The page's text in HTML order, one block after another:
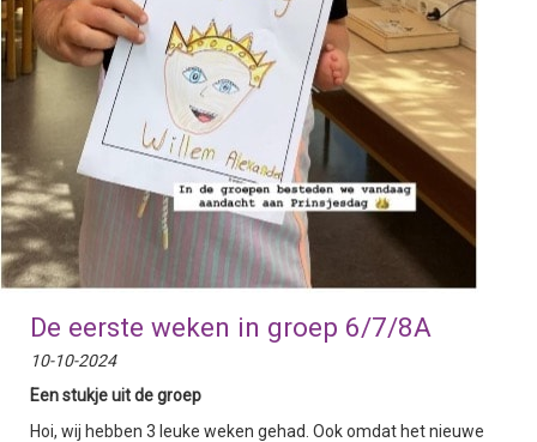
De eerste weken in groep 6/7/8A
10-10-2024
Een stukje uit de groep
Hoi, wij hebben 3 leuke weken gehad. Ook omdat het nieuwe